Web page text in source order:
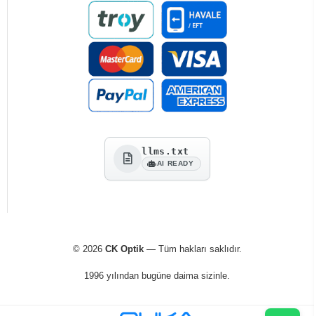
llms.txt
AI READY
© 2026 CK Optik— Tüm hakları saklıdır.
1996 yılından bugüne daima sizinle.